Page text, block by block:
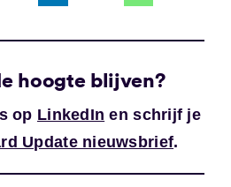
hoogte blijven?
op LinkedIn en schrijf je
Update nieuwsbrief.